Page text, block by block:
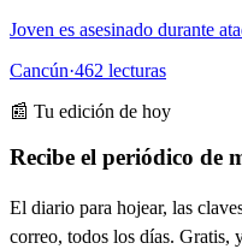
Joven es asesinado durante
Cancún·462 lecturas
📰 Tu edición de hoy
Recibe el periódico de
El diario para hojear, las
correo, todos los días. Gratis,